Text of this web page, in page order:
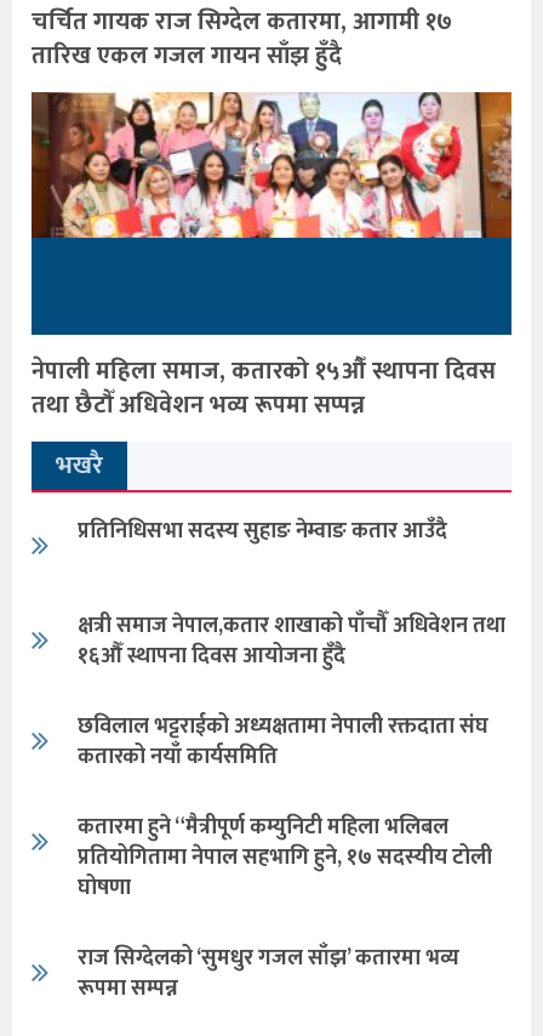
चर्चित गायक राज सिग्देल कतारमा, आगामी १७
तारिख एकल गजल गायन साँझ हुँदै
नेपाली महिला समाज, कतारको १५औँ स्थापना दिवस
तथा छैटौँ अधिवेशन भव्य रूपमा सप्पन्न
भखरै
प्रतिनिधिसभा सदस्य सुहाङ नेम्वाङ कतार आउँदै
क्षत्री समाज नेपाल,कतार शाखाको पाँचौँ अधिवेशन तथा
१६औँ स्थापना दिवस आयोजना हुँदै
छविलाल भट्टराईको अध्यक्षतामा नेपाली रक्तदाता संघ
कतारको नयाँ कार्यसमिति
कतारमा हुने “मैत्रीपूर्ण कम्युनिटी महिला भलिबल
प्रतियोगितामा नेपाल सहभागि हुने, १७ सदस्यीय टोली
घोषणा
राज सिग्देलको ‘सुमधुर गजल साँझ’ कतारमा भव्य
रूपमा सम्पन्न